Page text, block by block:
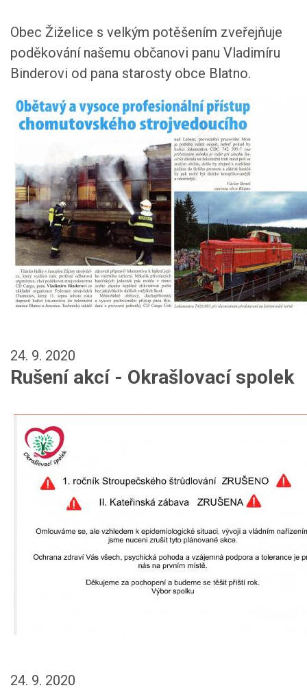
Obec Žiželice s velkým potěšením zveřejňuje
poděkování našemu občanovi panu Vladimíru
Binderovi od pana starosty obce Blatno.
24. 9. 2020
Rušení akcí - Okrašlovací spolek
24. 9. 2020